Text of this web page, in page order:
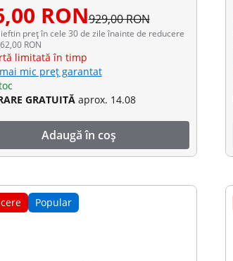
RON929,00 RON
preț în cele 30 de zile înainte de reducere
RON
limitată în timp
mic preț garantat
GRATUITĂ aprox. 14.08
Adaugă în coș
Popular